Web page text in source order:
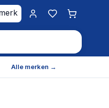
Mijn account
Favorieten
Alle merken →